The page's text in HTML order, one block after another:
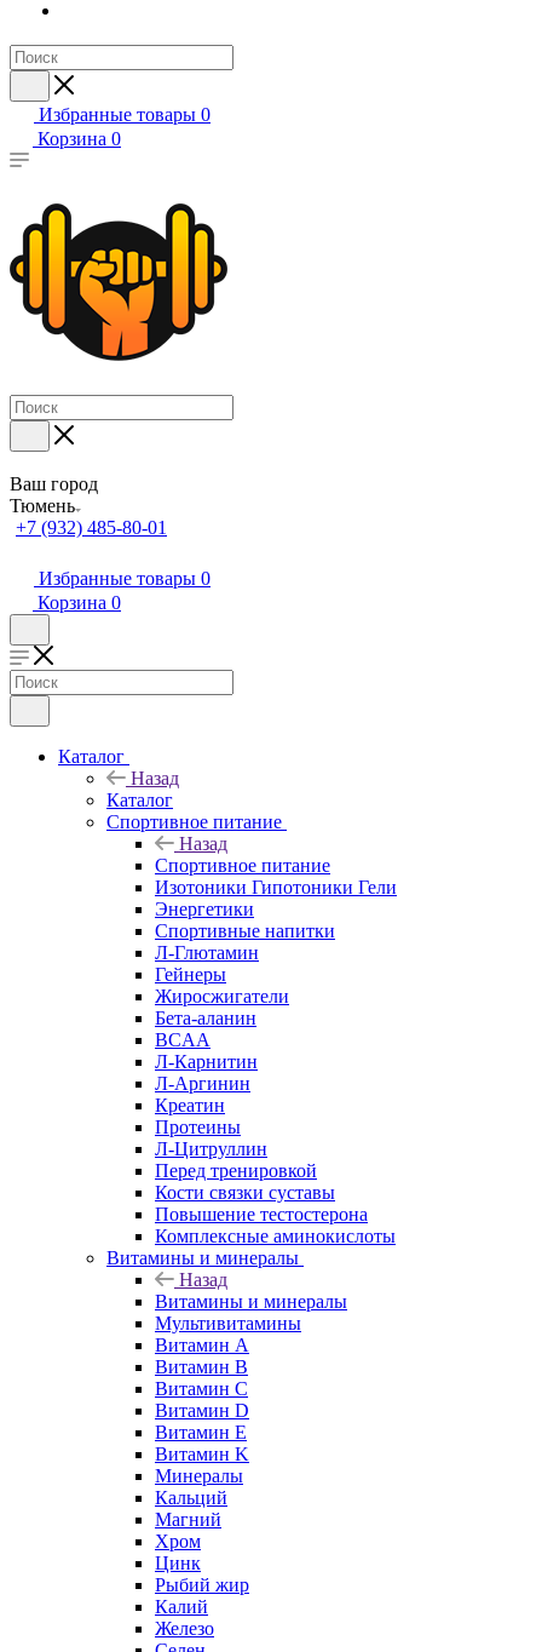
Избранные товары 0
Корзина 0
Ваш город
Тюмень
+7 (932) 485-80-01
Избранные товары 0
Корзина 0
Каталог
Назад
Каталог
Спортивное питание
Назад
Спортивное питание
Изотоники Гипотоники Гели
Энергетики
Спортивные напитки
Л-Глютамин
Гейнеры
Жиросжигатели
Бета-аланин
BCAA
Л-Карнитин
Л-Аргинин
Креатин
Протеины
Л-Цитруллин
Перед тренировкой
Кости связки суставы
Повышение тестостерона
Комплексные аминокислоты
Витамины и минералы
Назад
Витамины и минералы
Мультивитамины
Витамин A
Витамин B
Витамин C
Витамин D
Витамин E
Витамин K
Минералы
Кальций
Магний
Хром
Цинк
Рыбий жир
Калий
Железо